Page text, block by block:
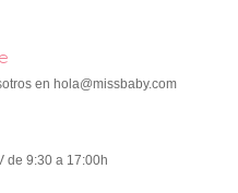
en hola@missbaby.com
de 9:30 a 17:00h